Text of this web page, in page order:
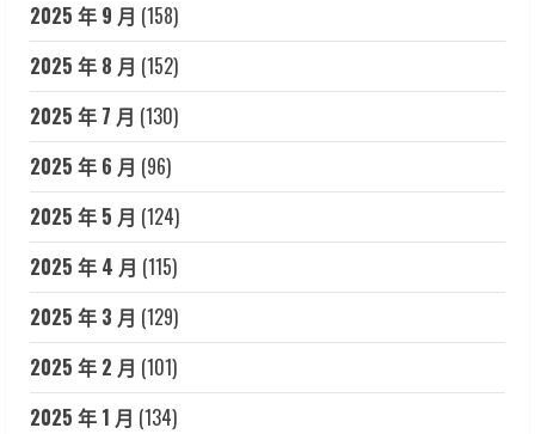
2025 年 9 月 (158)
2025 年 8 月 (152)
2025 年 7 月 (130)
2025 年 6 月 (96)
2025 年 5 月 (124)
2025 年 4 月 (115)
2025 年 3 月 (129)
2025 年 2 月 (101)
2025 年 1 月 (134)